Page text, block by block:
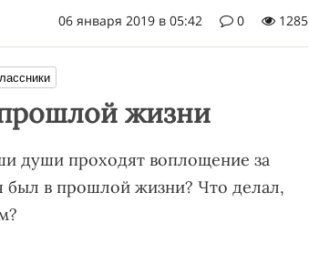
06 января 2019 в 05:42 0 1285
жизни
души проходят воплощение за
был в прошлой жизни? Что делал,